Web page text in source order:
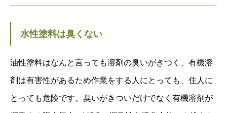
水性塗料は臭くない
油性塗料はなんと言っても溶剤の臭いがきつく、有機溶
剤は有害性があるため作業をする人にとっても、住人に
とっても危険です。臭いがきついだけでなく有機溶剤が